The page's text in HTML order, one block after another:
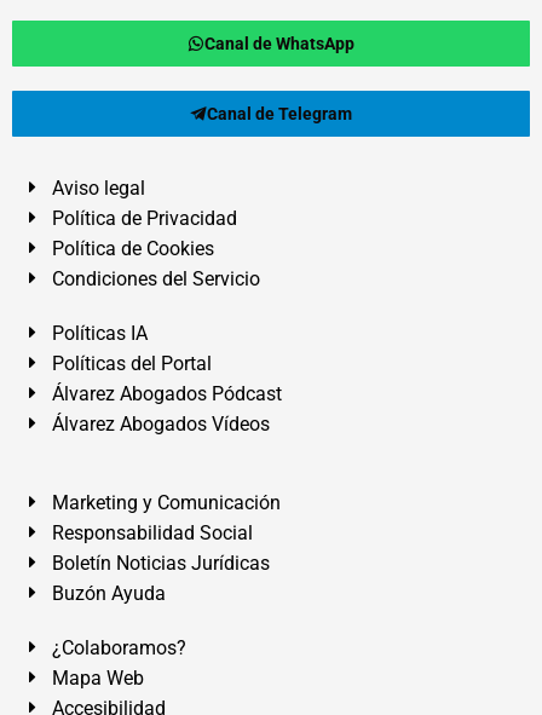
Canal de WhatsApp
Canal de Telegram
Aviso legal
Política de Privacidad
Política de Cookies
Condiciones del Servicio
Políticas IA
Políticas del Portal
Álvarez Abogados Pódcast
Álvarez Abogados Vídeos
Marketing y Comunicación
Responsabilidad Social
Boletín Noticias Jurídicas
Buzón Ayuda
¿Colaboramos?
Mapa Web
Accesibilidad